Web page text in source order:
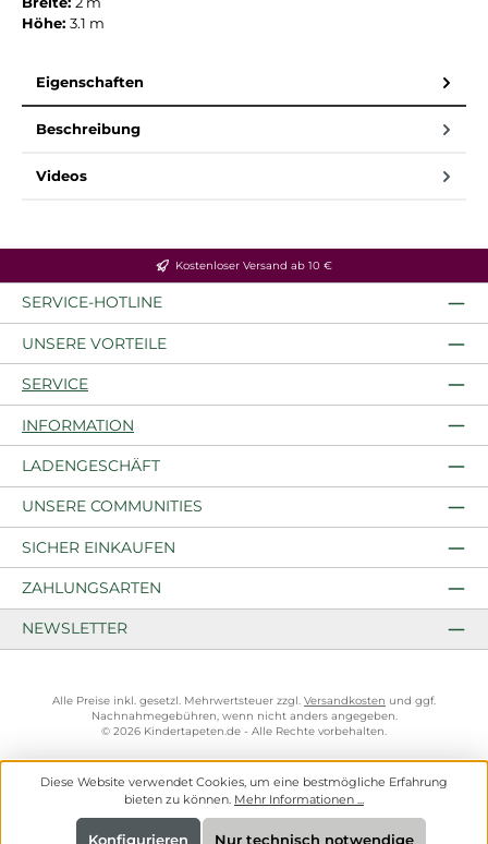
Höhe: 3.1 m
Eigenschaften
Beschreibung
Videos
Kostenloser Versand ab 10 €
SERVICE-HOTLINE
UNSERE VORTEILE
SERVICE
INFORMATION
LADENGESCHÄFT
UNSERE COMMUNITIES
SICHER EINKAUFEN
ZAHLUNGSARTEN
NEWSLETTER
Alle Preise inkl. gesetzl. Mehrwertsteuer zzgl. Versandkosten und ggf.
Nachnahmegebühren, wenn nicht anders angegeben.
© 2026 Kindertapeten.de - Alle Rechte vorbehalten.
Diese Website verwendet Cookies, um eine bestmögliche Erfahrung
bieten zu können. Mehr Informationen ...
Nur technisch notwendige
Konfigurieren